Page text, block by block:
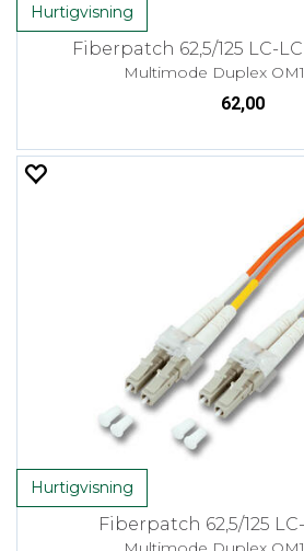
Hurtigvisning
Fiberpatch 62,5/125 LC-
Multimode Duplex
62,00
Hurtigvisning
Fiberpatch 62,5/125